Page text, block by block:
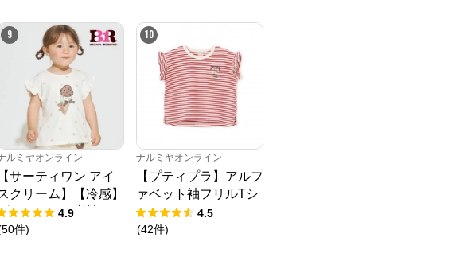
9
ルミヤオンライン
【サーティワン アイ
クリーム】【冷感】
ラフィック半袖Tシ
ツ
4.9
50件)
10
ナルミヤオンライン
【プティプラ】アルフ
ァベット袖フリルTシ
ャツ
4.5
(42件)